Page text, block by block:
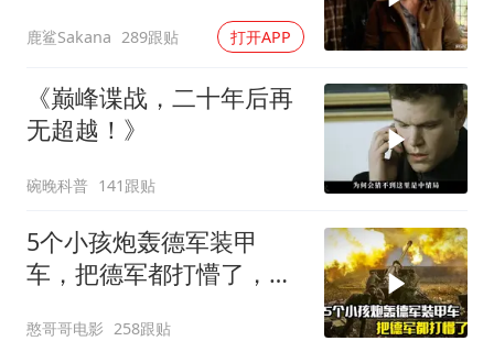
鹿鲨Sakana 289跟贴 打开APP
《巅峰谍战，二十年后再
无超越！》
碗晚科普 141跟贴
5个小孩炮轰德军装甲
车，把德军都打懵了，战
憨哥哥电影 258跟贴